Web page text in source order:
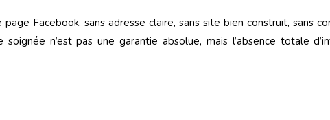
Facebook, sans adresse claire, sans site bien construit, sans
n’est pas une garantie absolue, mais l’absence totale